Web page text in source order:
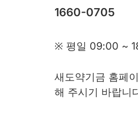
1660-0705
※ 평일 09:00 ~
새도약기금 홈페
해 주시기 바랍니